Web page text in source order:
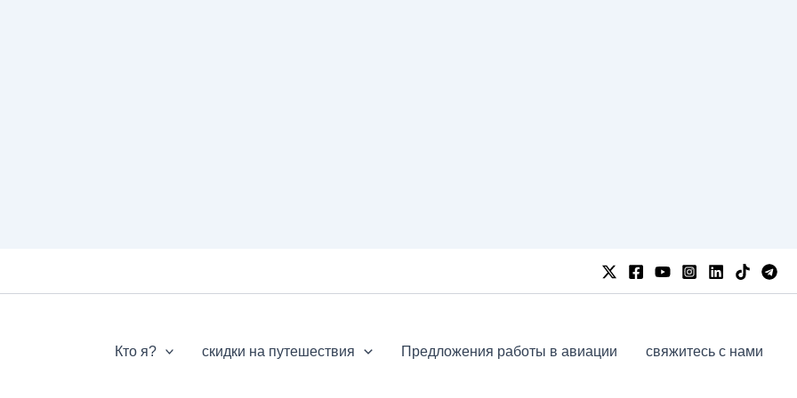
Кто я? скидки на путешествия Предложения работы в авиации свяжитесь с нами